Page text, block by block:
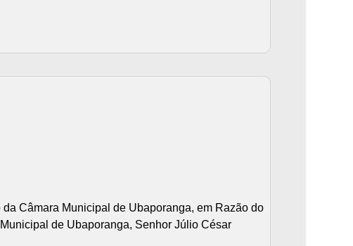
Câmara Municipal de Ubaporanga, em Razão do
de Ubaporanga, Senhor Júlio César